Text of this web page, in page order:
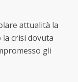
attualità la
crisi dovuta
gli